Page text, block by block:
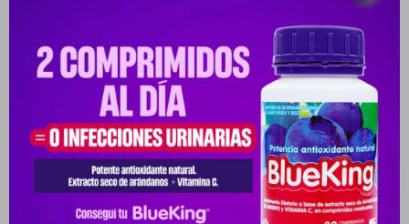
Descripción
INDICACIONES MIEMBRO DE LA CLASE AVERMECTINA, POSEE